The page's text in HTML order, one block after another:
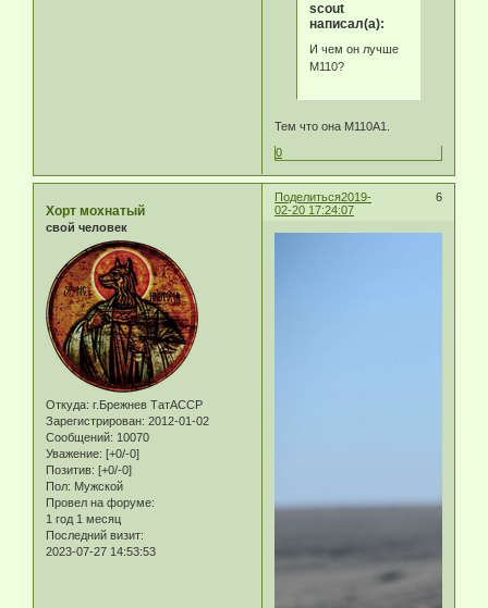
scout
написал(а):
И чем он лучше
М110?
Тем что она М110А1.
0
Поделиться 6
2019-
02-20 17:24:07
Хорт мохнатый
свой человек
Откуда: г.Брежнев ТатАССР
Зарегистрирован: 2012-01-02
Сообщений: 10070
Уважение: [+0/-0]
Позитив: [+0/-0]
Пол: Мужской
Провел на форуме:
1 год 1 месяц
Последний визит:
2023-07-27 14:53:53